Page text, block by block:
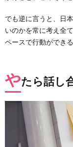
でも逆に言うと、日
いのかを常に考え全
ペースで行動ができ
やたら話し